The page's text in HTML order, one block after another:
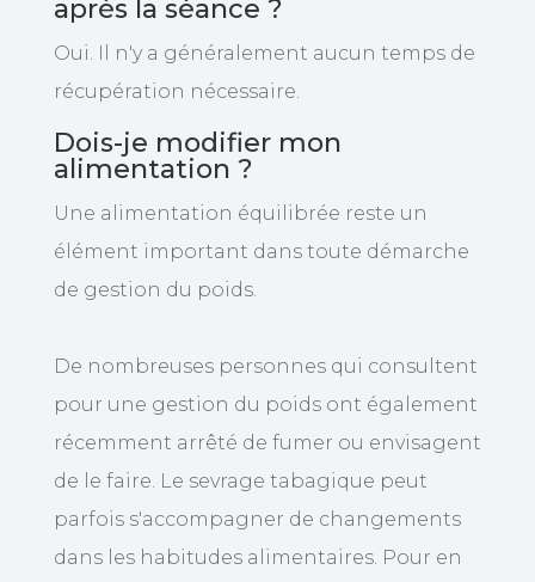
après la séance ?
Oui. Il n'y a généralement aucun temps de
récupération nécessaire.
Dois-je modifier mon
alimentation ?
Une alimentation équilibrée reste un
élément important dans toute démarche
de gestion du poids.
De nombreuses personnes qui consultent
pour une gestion du poids ont également
récemment arrêté de fumer ou envisagent
de le faire. Le sevrage tabagique peut
parfois s'accompagner de changements
dans les habitudes alimentaires. Pour en